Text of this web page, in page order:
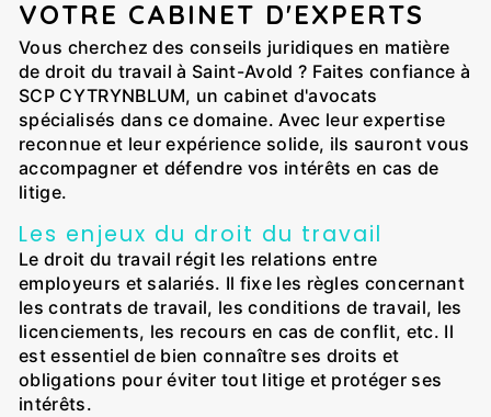
VOTRE CABINET D'EXPERTS
Vous cherchez des conseils juridiques en matière
de droit du travail à Saint-Avold ? Faites confiance à
SCP CYTRYNBLUM, un cabinet d'avocats
spécialisés dans ce domaine. Avec leur expertise
reconnue et leur expérience solide, ils sauront vous
accompagner et défendre vos intérêts en cas de
litige.
Les enjeux du droit du travail
Le droit du travail régit les relations entre
employeurs et salariés. Il fixe les règles concernant
les contrats de travail, les conditions de travail, les
licenciements, les recours en cas de conflit, etc. Il
est essentiel de bien connaître ses droits et
obligations pour éviter tout litige et protéger ses
intérêts.